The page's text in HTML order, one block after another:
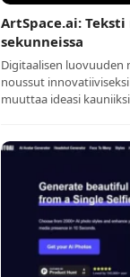
ArtSpace.ai:
sekunneissa
Digitaalisen luovuuden
noussut
muuttaa ideasi